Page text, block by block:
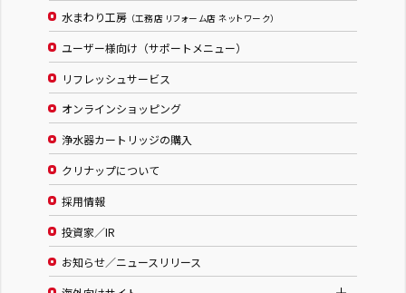
水まわり工房 （工務店 リフォーム店 ネットワーク）
ユーザー様向け（サポートメニュー）
リフレッシュサービス
オンラインショッピング
浄水器カートリッジの購入
クリナップについて
採用情報
投資家／IR
お知らせ／ニュースリリース